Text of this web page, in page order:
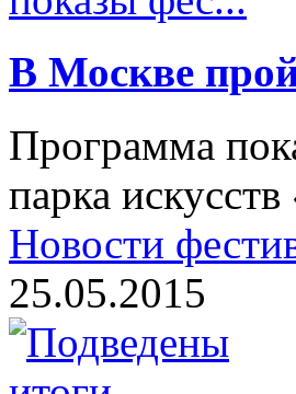
В Москве
Программа
парка
Новости
25.05.2015